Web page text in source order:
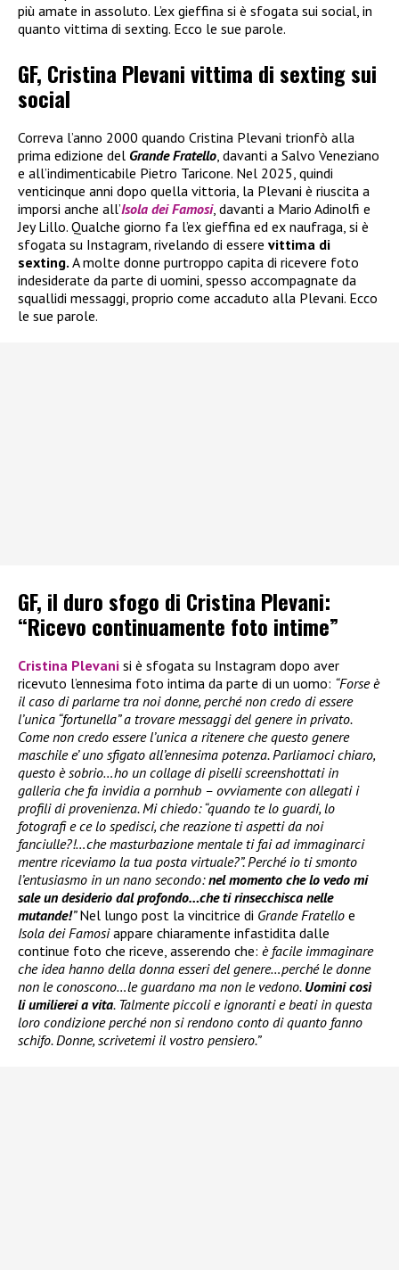
più amate in assoluto. L’ex gieffina si è sfogata sui social, in
quanto vittima di sexting. Ecco le sue parole.
GF, Cristina Plevani vittima di sexting sui
social
Correva l’anno 2000 quando Cristina Plevani trionfò alla
prima edizione del Grande Fratello , davanti a Salvo Veneziano
e all’indimenticabile Pietro Taricone. Nel 2025, quindi
venticinque anni dopo quella vittoria, la Plevani è riuscita a
imporsi anche all’Isola dei Famosi, davanti a Mario Adinolfi e
Jey Lillo. Qualche giorno fa l’ex gieffina ed ex naufraga, si è
sfogata su Instagram, rivelando di essere vittima di
sexting. A molte donne purtroppo capita di ricevere foto
indesiderate da parte di uomini, spesso accompagnate da
squallidi messaggi, proprio come accaduto alla Plevani. Ecco
le sue parole.
GF, il duro sfogo di Cristina Plevani:
“Ricevo continuamente foto intime”
Cristina Plevani si è sfogata su Instagram dopo aver
ricevuto l’ennesima foto intima da parte di un uomo: “Forse è
il caso di parlarne tra noi donne, perché non credo di essere
l’unica “fortunella” a trovare messaggi del genere in privato.
Come non credo essere l’unica a ritenere che questo genere
maschile e’ uno sfigato all’ennesima potenza. Parliamoci chiaro,
questo è sobrio…ho un collage di piselli screenshottati in
galleria che fa invidia a pornhub – ovviamente con allegati i
profili di provenienza. Mi chiedo: “quando te lo guardi, lo
fotografi e ce lo spedisci, che reazione ti aspetti da noi
fanciulle?!…che masturbazione mentale ti fai ad immaginarci
mentre riceviamo la tua posta virtuale?”. Perché io ti smonto
l’entusiasmo in un nano secondo:nel momento che lo vedo mi
sale un desiderio dal profondo…che ti rinsecchisca nelle
mutande!”Nel lungo post la vincitrice di Grande Fratello e
Isola dei Famosiappare chiaramente infastidita dalle
continue foto che riceve, asserendo che: è facile immaginare
che idea hanno della donna esseri del genere…perché le donne
non le conoscono…le guardano ma non le vedono. Uomini così
li umilierei a vita. Talmente piccoli e ignoranti e beati in questa
loro condizione perché non si rendono conto di quanto fanno
schifo. Donne, scrivetemi il vostro pensiero.”